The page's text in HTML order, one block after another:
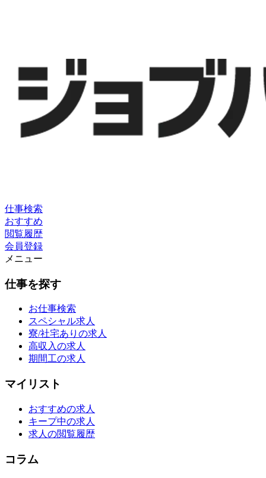
仕事検索
おすすめ
閲覧履歴
会員登録
メニュー
仕事を探す
お仕事検索
スペシャル求人
寮/社宅ありの求人
高収入の求人
期間工の求人
マイリスト
おすすめの求人
キープ中の求人
求人の閲覧履歴
コラム